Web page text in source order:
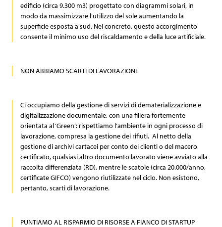
edificio (circa 9.300 m3) progettato con diagrammi solari, in
modo da massimizzare l’utilizzo del sole aumentando la
superficie esposta a sud. Nel concreto, questo accorgimento
consente il minimo uso del riscaldamento e della luce artificiale.
NON ABBIAMO SCARTI DI LAVORAZIONE
Ci occupiamo della gestione di servizi di dematerializzazione e
digitalizzazione documentale, con una filiera fortemente
orientata al ‘Green’: rispettiamo l’ambiente in ogni processo di
lavorazione, compresa la gestione dei rifiuti. Al netto della
gestione di archivi cartacei per conto dei clienti o del macero
certificato, qualsiasi altro documento lavorato viene avviato alla
raccolta differenziata (RD), mentre le scatole (circa 20.000/anno,
certificate GIFCO) vengono riutilizzate nel ciclo. Non esistono,
pertanto, scarti di lavorazione.
PUNTIAMO AL RISPARMIO DI RISORSE A FIANCO DI STARTUP